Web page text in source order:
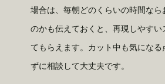
場合は、毎朝どのくらいの時間なら
のかも伝えておくと、再現しやすい
てもらえます。カット中も気にな
ずに相談して大丈夫です。